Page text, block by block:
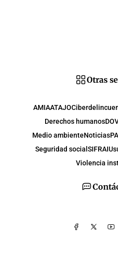
Otras
AMIAATAJO
Derechos humanos
Medio ambienteNoticias
Seguridad social SIFRAI
Violencia